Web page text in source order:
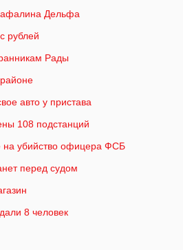
Дельфа
рублей
Рады
авто у пристава
108 подстанций
на убийство офицера ФСБ
перед судом
8 человек